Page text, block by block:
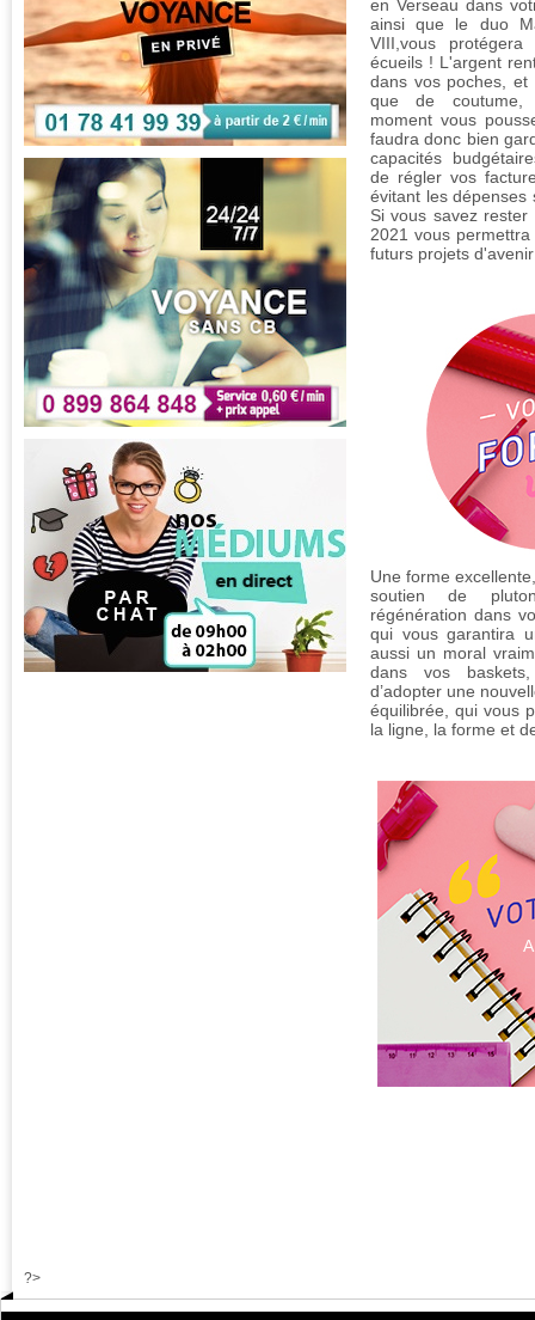
en Verseau dans
ainsi que le duo
VIII,vous
écueils ! L'argent
dans vos poches, et
que de coutume,
moment vous
faudra donc bien
capacités
de régler vos
évitant les dépenses
Si vous savez
2021 vous
futurs projets
Une forme
soutien de
régénération dans
qui vous garantira
aussi un moral
dans vos
d’adopter une
équilibrée, qui vous
la ligne, la forme et
?>